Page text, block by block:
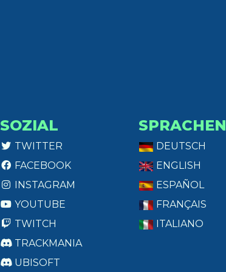
SOZIAL
TWITTER
FACEBOOK
INSTAGRAM
YOUTUBE
TWITCH
TRACKMANIA
UBISOFT
SPRACHEN
DEUTSCH
ENGLISH
ESPAÑOL
FRANÇAIS
ITALIANO